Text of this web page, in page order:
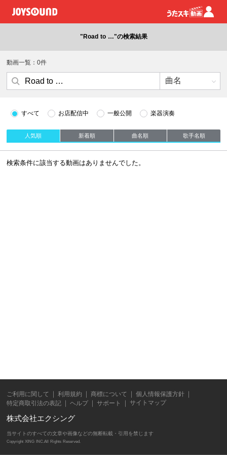
"Road to …"の検索結果
動画一覧：0件
すべて お店配信中 一般公開 楽器演奏
人気順 新着順 曲名順 歌手名順
検索条件に該当する動画はありませんでした。
ご利用に関して 利用規約 商標について
個人情報保護方針
特定商取引法の表記
ヘルプ サポート サイトマップ
株式会社エクシング
当サイトのすべての文章や画像などの無断転載・引用を禁じます
Copyright XING INC.All Rights Reserved.